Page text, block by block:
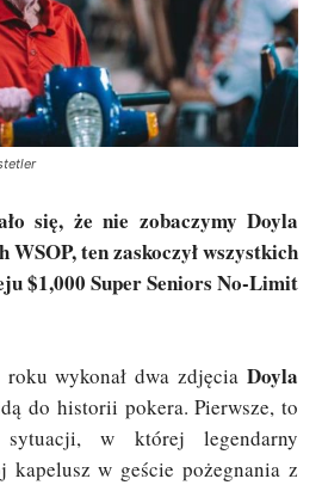
się, że nie zobaczymy Doyla
WSOP, ten zaskoczył wszystkich
$1,000 Super Seniors No-Limit
wykonał dwa zdjęcia Doyla
do historii pokera. Pierwsze, to
w której legendarny
kapelusz w geście pożegnania z